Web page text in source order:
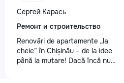
Сергей Карась
Ремонт и строительство
Renovări de apartamente „la
cheie” în Chișinău – de la idee
până la mutare! Dacă încă nu